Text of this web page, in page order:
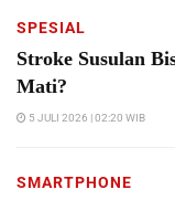
SPESIAL
Stroke Susulan
Mati?
5 JULI 2026 | 02:20 WIB
SMARTPHONE